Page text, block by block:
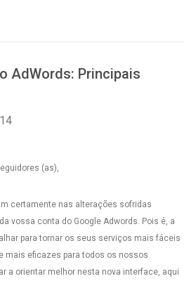
AdWords: Principais
(as),
certamente nas alterações sofridas
vossa conta do Google Adwords. Pois é, a
para tornar os seus serviços mais fáceis
mais eficazes para todos os nossos
a orientar melhor nesta nova interface, aqui